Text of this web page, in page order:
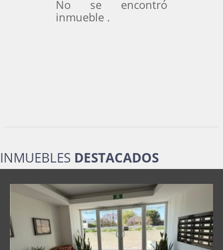
No se encontró
inmueble .
INMUEBLES DESTACADOS